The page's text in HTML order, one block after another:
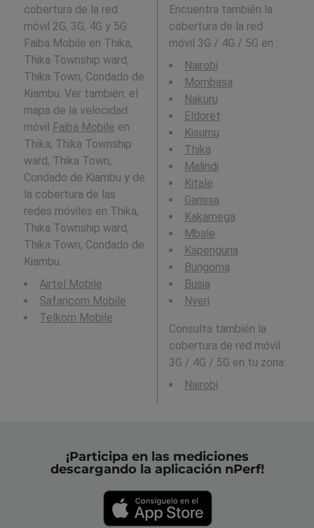
cobertura de la red
móvil 2G, 3G, 4G y 5G
Faiba Mobile en Thika,
Thika Township ward,
Thika Town, Condado de
Kiambu. Ver también: el
mapa de la velocidad
móvil Faiba Mobile en
Thika, Thika Township
ward, Thika Town,
Condado de Kiambu y de
la cobertura de las
redes móviles en Thika,
Thika Township ward,
Thika Town, Condado de
Kiambu.
Airtel Mobile
Safaricom Mobile
Telkom Mobile
Encuentra también la
cobertura de la red
móvil 3G / 4G / 5G en :
Nairobi
Mombasa
Nakuru
Eldoret
Kisumu
Thika
Malindi
Kitale
Garissa
Kakamega
Mbale
Kapenguria
Bungoma
Busia
Nyeri
Consulta también la
cobertura de red móvil
3G / 4G / 5G en tu zona:
Nairobi
¡Participa en las mediciones
descargando la aplicación nPerf!